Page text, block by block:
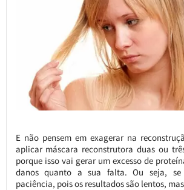
E não pensem em exagerar na
aplicar máscara reconstrutora duas ou
porque isso vai gerar um excesso de
danos quanto a sua falta. Ou seja,
paciência, pois os resultados são lentos,